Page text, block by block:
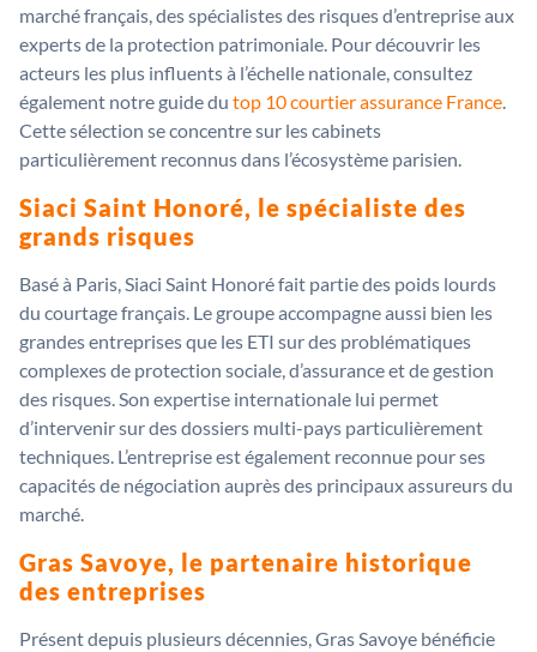
marché français, des spécialistes des risques d’entreprise aux
experts de la protection patrimoniale. Pour découvrir les
acteurs les plus influents à l’échelle nationale, consultez
également notre guide du top 10 courtier assurance France.
Cette sélection se concentre sur les cabinets
particulièrement reconnus dans l’écosystème parisien.
Siaci Saint Honoré, le spécialiste des
grands risques
Basé à Paris, Siaci Saint Honoré fait partie des poids lourds
du courtage français. Le groupe accompagne aussi bien les
grandes entreprises que les ETI sur des problématiques
complexes de protection sociale, d’assurance et de gestion
des risques. Son expertise internationale lui permet
d’intervenir sur des dossiers multi-pays particulièrement
techniques. L’entreprise est également reconnue pour ses
capacités de négociation auprès des principaux assureurs du
marché.
Gras Savoye, le partenaire historique
des entreprises
Présent depuis plusieurs décennies, Gras Savoye bénéficie